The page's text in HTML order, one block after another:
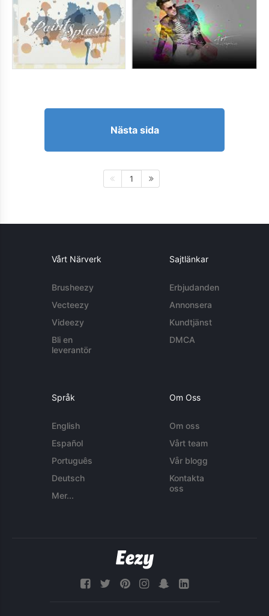
Nästa sida
1
Vårt Närverk
Brusheezy
Vecteezy
Videezy
Bli en
leverantör
Sajtlänkar
Erbjudanden
Annonsera
Kundtjänst
DMCA
Språk
English
Español
Português
Deutsch
Mer...
Om Oss
Om oss
Vårt team
Vår blogg
Kontakta
oss